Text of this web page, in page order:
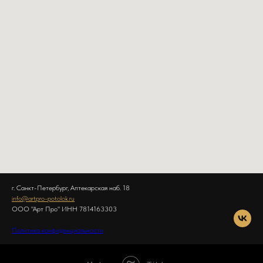
г. Санкт-Петербург, Аптекарская наб. 18
info@artpro-potolok.ru
ООО "Арт Про" ИНН 7814163303
Политика конфиденциальности